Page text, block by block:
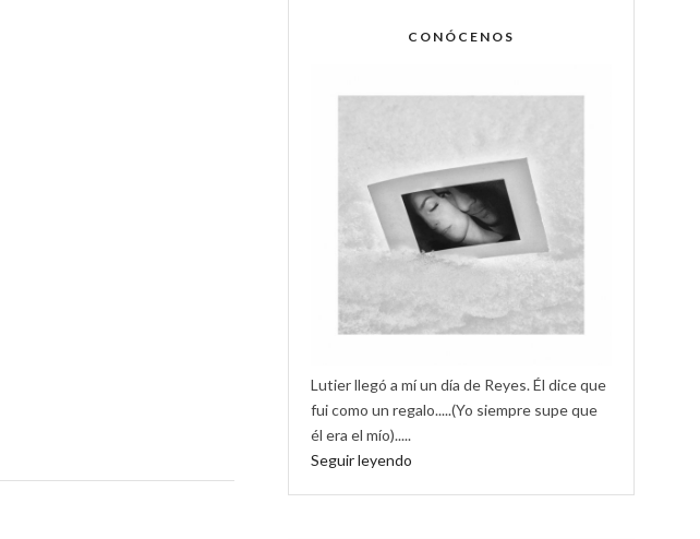
CONÓCENOS
Lutier llegó a mí un día de Reyes. Él dice que
fui como un regalo.....(Yo siempre supe que
él era el mío).....
Seguir leyendo